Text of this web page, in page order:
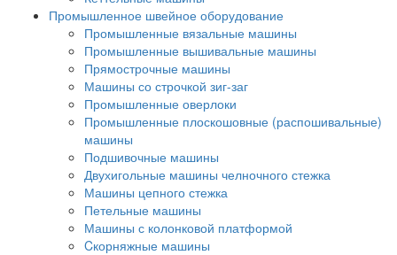
Промышленное швейное оборудование
Промышленные вязальные машины
Промышленные вышивальные машины
Прямострочные машины
Машины со строчкой зиг-заг
Промышленные оверлоки
Промышленные плоскошовные (распошивальные)
машины
Подшивочные машины
Двухигольные машины челночного стежка
Машины цепного стежка
Петельные машины
Машины с колонковой платформой
Cкорняжные машины